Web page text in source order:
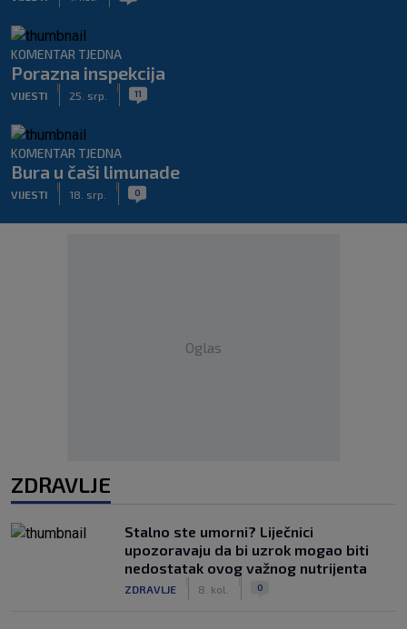
KOMENTAR TJEDNA
Porazna inspekcija
VIJESTI 25. srp. 11
KOMENTAR TJEDNA
Bura u čaši limunade
VIJESTI 18. srp. 0
Oglas
ZDRAVLJE
Stalno ste umorni? Liječnici
upozoravaju da bi uzrok mogao biti
nedostatak ovog važnog nutrijenta
ZDRAVLJE 8. kol. 0